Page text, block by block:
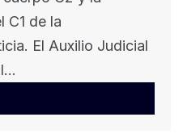
C1 de la
El Auxilio Judicial